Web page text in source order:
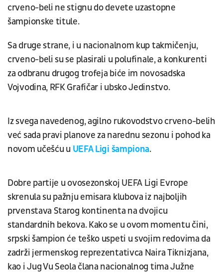
crveno-beli ne stignu do devete uzastopne
šampionske titule.
Sa druge strane, i u nacionalnom kup takmičenju,
crveno-beli su se plasirali u polufinale, a konkurenti
za odbranu drugog trofeja biće im novosadska
Vojvodina, RFK Grafičar i ubsko Jedinstvo.
Iz svega navedenog, agilno rukovodstvo crveno-belih
već sada pravi planove za narednu sezonu i pohod ka
novom učešću u UEFA Ligi šampiona.
Dobre partije u ovosezonskoj UEFA Ligi Evrope
skrenula su pažnju emisara klubova iz najboljih
prvenstava Starog kontinenta na dvojicu
standardnih bekova. Kako se u ovom momentu čini,
srpski šampion će teško uspeti u svojim redovima da
zadrži jermenskog reprezentativca Naira Tiknizjana,
kao i Jug Vu Seola člana nacionalnog tima Južne